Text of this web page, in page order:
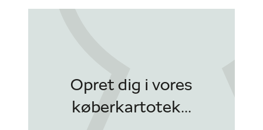
Opret dig i vores
køberkartotek...